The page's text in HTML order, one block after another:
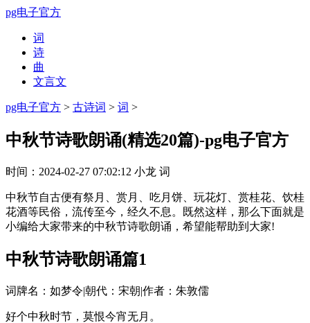
pg电子官方
词
诗
曲
文言文
pg电子官方 > 古诗词 > 词 >
中秋节诗歌朗诵(精选20篇)-pg电子官方
时间： 2024-02-27 07:02:12 小龙 词
中秋节自古便有祭月、赏月、吃月饼、玩花灯、赏桂花、饮桂
花酒等民俗，流传至今，经久不息。既然这样，那么下面就是
小编给大家带来的中秋节诗歌朗诵，希望能帮助到大家!
中秋节诗歌朗诵篇1
词牌名：如梦令|朝代：宋朝|作者：朱敦儒
好个中秋时节，莫恨今宵无月。